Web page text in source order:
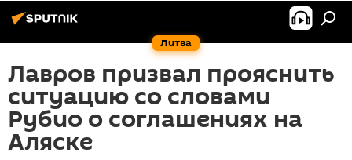
Литва
Лавров призвал прояснить
ситуацию со словами
Рубио о соглашениях на
Аляске